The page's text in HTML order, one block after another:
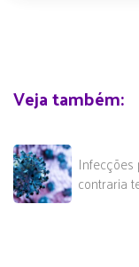
Veja também:
contraria